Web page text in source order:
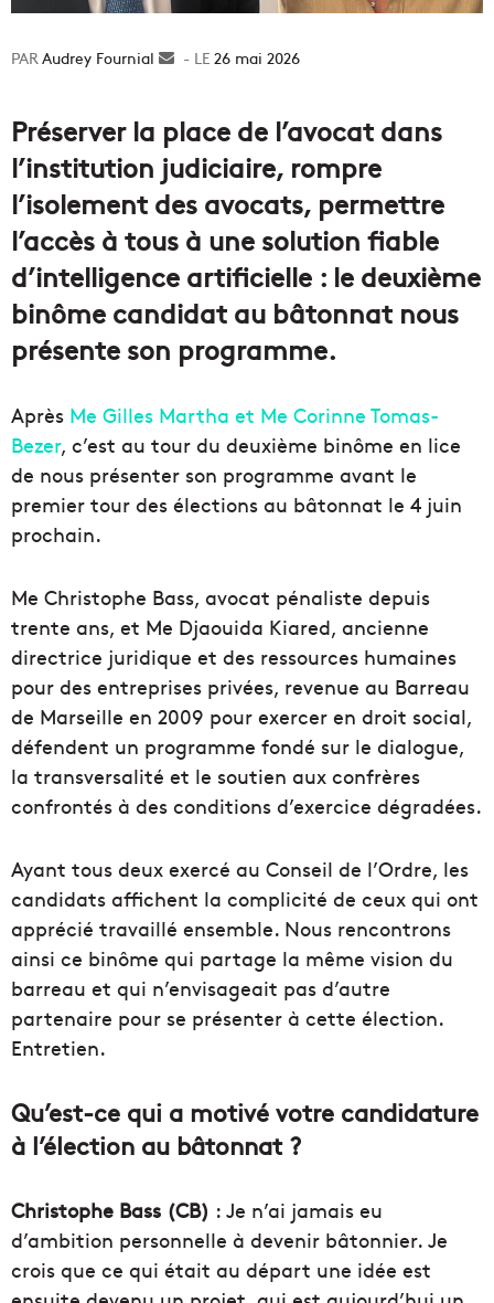
Audrey Fournial
Envoyer26 mai 2026
Préserver la place de l’avocat dans
l’institution judiciaire, rompre
l’isolement des avocats, permettre
l’accès à tous à une solution fiable
d’intelligence artificielle : le deuxième
binôme candidat au bâtonnat nous
présente son programme.
Après Me Gilles Martha et Me Corinne Tomas-
Bezer, c’est au tour du deuxième binôme en lice
de nous présenter son programme avant le
premier tour des élections au bâtonnat le 4 juin
prochain.
Me Christophe Bass, avocat pénaliste depuis
trente ans, et Me Djaouida Kiared, ancienne
directrice juridique et des ressources humaines
pour des entreprises privées, revenue au Barreau
de Marseille en 2009 pour exercer en droit social,
défendent un programme fondé sur le dialogue,
la transversalité et le soutien aux confrères
confrontés à des conditions d’exercice dégradées.
Ayant tous deux exercé au Conseil de l’Ordre, les
candidats affichent la complicité de ceux qui ont
apprécié travaillé ensemble. Nous rencontrons
ainsi ce binôme qui partage la même vision du
barreau et qui n’envisageait pas d’autre
partenaire pour se présenter à cette élection.
Entretien.
Qu’est-ce qui a motivé votre candidature
à l’élection au bâtonnat ?
Christophe Bass (CB) : Je n’ai jamais eu
d’ambition personnelle à devenir bâtonnier. Je
crois que ce qui était au départ une idée est